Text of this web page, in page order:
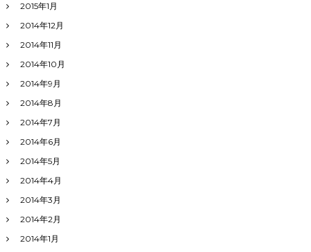
2015年1月
2014年12月
2014年11月
2014年10月
2014年9月
2014年8月
2014年7月
2014年6月
2014年5月
2014年4月
2014年3月
2014年2月
2014年1月